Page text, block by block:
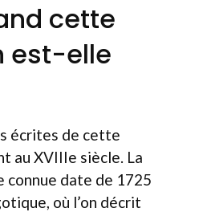
cette
est-elle
écrites de cette
au XVIIIe siècle. La
connue date de 1725
où l’on décrit